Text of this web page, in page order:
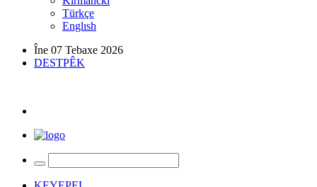
Türkçe
Englısh
Îne 07 Tebaxe 2026
DESTPÊK